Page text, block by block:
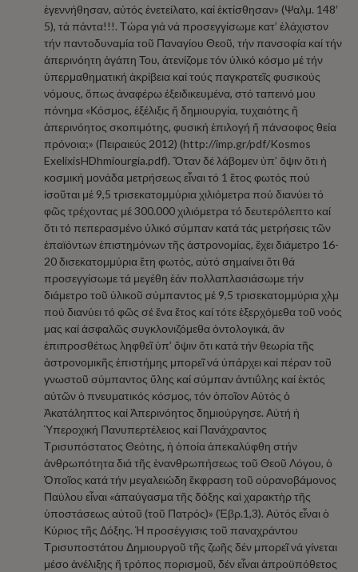
ἐγεννήθησαν, αὐτός ἐνετείλατο, καί ἐκτίσθησαν» (Ψαλμ. 148′
5), τά πάντα!!!. Τώρα γιά νά προσεγγίσωμε κατ’ ἐλάχιστον
τήν παντοδυναμία τοῦ Παναγίου Θεοῦ, τήν πανσοφία καί τήν
ἀπερινόητη ἀγάπη Του, ἀτενίζομε τόν ὑλικό κόσμο μέ τήν
ὑπερμαθηματική ἀκρίβεια καί τούς παγκρατεῖς φυσικούς
νόμους, ὅπως ἀναφέρω ἐξειδικευμένα, στό ταπεινό μου
πόνημα «Κόσμος, ἐξέλιξις ἤ δημιουργία, τυχαιότης ἤ
ἀπερινόητος σκοπιμότης, φυσική ἐπιλογή ἤ πάνσοφος θεία
πρόνοια;» (Πειραιεύς 2012) (http://imp.gr/pdf/Kosmos
ExelixisHDhmiourgia.pdf). Ὅταν δέ λάβομεν ὑπ’ ὄψιν ὅτι ἡ
κοσμική μονάδα μετρήσεως εἶναι τό 1 ἔτος φωτός πού
ἰσοῦται μέ 9,5 τρισεκατομμύρια χιλιόμετρα πού διανύει τό
φῶς τρέχοντας μέ 300.000 χιλιόμετρα τό δευτερόλεπτο καί
ὅτι τό πεπερασμένο ὑλικό σύμπαν κατά τάς μετρήσεις τῶν
ἐπαϊόντων ἐπιστημόνων τῆς ἀστρονομίας, ἔχει διάμετρο 16-
20 δισεκατομμύρια ἔτη φωτός, αὐτό σημαίνει ὅτι θά
προσεγγίσωμε τά μεγέθη ἐάν πολλαπλασιάσωμε τήν
διάμετρο τοῦ ὑλικοῦ σύμπαντος μέ 9,5 τρισεκατομμύρια χλμ
πού διανύει τό φῶς σέ ἕνα ἔτος καί τότε ἐξερχόμεθα τοῦ νοός
μας καί ἀσφαλῶς συγκλονιζόμεθα ὀντολογικά, ἄν
ἐπιπροσθέτως ληφθεῖ ὑπ’ ὄψιν ὅτι κατά τήν θεωρία τῆς
ἀστρονομικῆς ἐπιστήμης μπορεῖ νά ὑπάρχει καί πέραν τοῦ
γνωστοῦ σύμπαντος ὕλης καί σύμπαν ἀντιΰλης καί ἐκτός
αὐτῶν ὁ πνευματικός κόσμος, τόν ὁποῖον Αὐτός ὁ
Ἀκατάληπτος καί Ἀπερινόητος δημιούργησε. Αὐτή ἡ
Ὑπεροχική Πανυπερτέλειος καί Πανάχραντος
Τρισυπόστατος Θεότης, ἡ ὁποία ἀπεκαλύφθη στήν
ἀνθρωπότητα διά τῆς ἐνανθρωπήσεως τοῦ Θεοῦ Λόγου, ὁ
Ὁποῖος κατά τήν μεγαλειώδη ἔκφραση τοῦ οὐρανοβάμονος
Παύλου εἶναι «ἀπαύγασμα τῆς δόξης καὶ χαρακτὴρ τῆς
ὑποστάσεως αὐτοῦ (τοῦ Πατρός)» (Ἑβρ.1,3). Αὐτός εἶναι ὁ
Κύριος τῆς Δόξης. Ἡ προσέγγισις τοῦ παναχράντου
Τρισυποστάτου Δημιουργοῦ τῆς ζωῆς δέν μπορεῖ νά γίνεται
μέσο ἀνέλιξης ἤ τρόπος πορισμοῦ, δέν εἶναι ἀπροϋπόθετος